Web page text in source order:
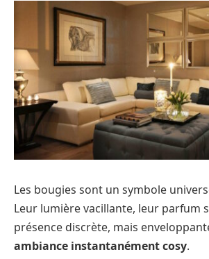
Les bougies sont un symbole
Leur lumière vacillante, leur parfum
présence discrète, mais
ambiance instantanément cosy.